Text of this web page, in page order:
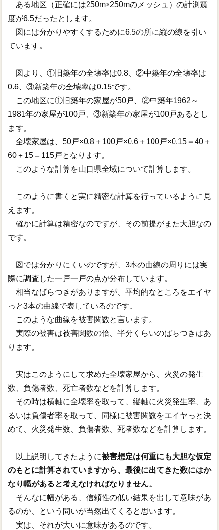
ある地区（正確には250m×250mのメッシュ）の計測震
度が6.5だったとします。
図には分かりやすくするために6.5の所に縦の線を引い
ています。
図より、①旧築年の全壊率は0.8、②中築年の全壊率は
0.6、③新築年の全壊率は0.15です。
この地区に①旧築年の家屋が50戸、②中築年1962～
1981年の家屋が100戸、③新築年の家屋が100戸あるとし
ます。
全壊家屋は、50戸×0.8＋100戸×0.6＋100戸×0.15＝40＋
60＋15＝115戸となります。
このような計算を山口県全域について計算します。
このように書くと実に精密な計算を行っているように見
えます。
確かに計算は精密なのですが、その前提がまた大胆なの
です。
図では分かりにくいのですが、3本の曲線の周りには実
際に調査した一戸一戸の点が分布しています。
相当なばらつきがありますが、平均的なところをエイヤ
っと3本の曲線で表しているのです。
このような曲線を被害関数と言います。
実際の被害は被害関数の倍、半分くらいのばらつきはあ
ります。
実はこのようにして求めた全壊家屋から、火災の発生
数、負傷者数、死亡者数などを計算します。
その時は横軸に全壊率を取って、縦軸に火災発生率、あ
るいは負傷者率を取って、同様に被害関数をエイヤっと決
めて、火災発生数、負傷者数、死者数などを計算します。
以上説明してきたように被害想定は何重にも大胆な仮定
のもとに計算されていますから、最後に出てきた数にはか
なり幅があると考えなければなりません。
そんなに幅がある、信頼性の低い結果を出して意味があ
るのか、という問いが当然出てくると思います。
実は、それが大いに意味があるのです。